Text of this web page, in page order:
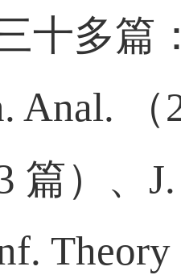
十多篇
Anal.
（
篇）、
Theory